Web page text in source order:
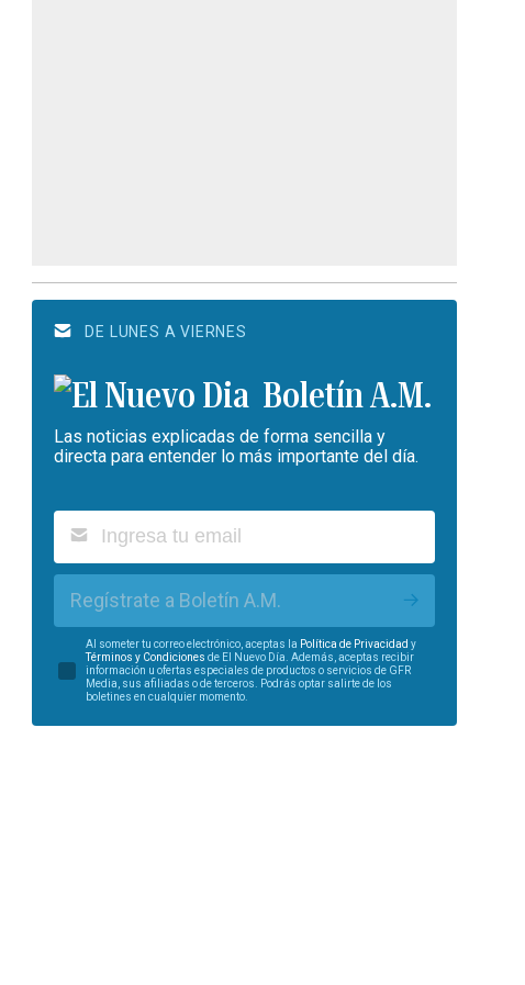
DE LUNES A VIERNES
Boletín A.M.
Las noticias explicadas de forma sencilla y
directa para entender lo más importante del día.
Regístrate a Boletín A.M.
Al someter tu correo electrónico, aceptas la Política de Privacidad y
Términos y Condiciones de El Nuevo Día. Además, aceptas recibir
información u ofertas especiales de productos o servicios de GFR
Media, sus afiliadas o de terceros. Podrás optar salirte de los
boletines en cualquier momento.